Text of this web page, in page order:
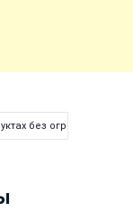
без ограничений